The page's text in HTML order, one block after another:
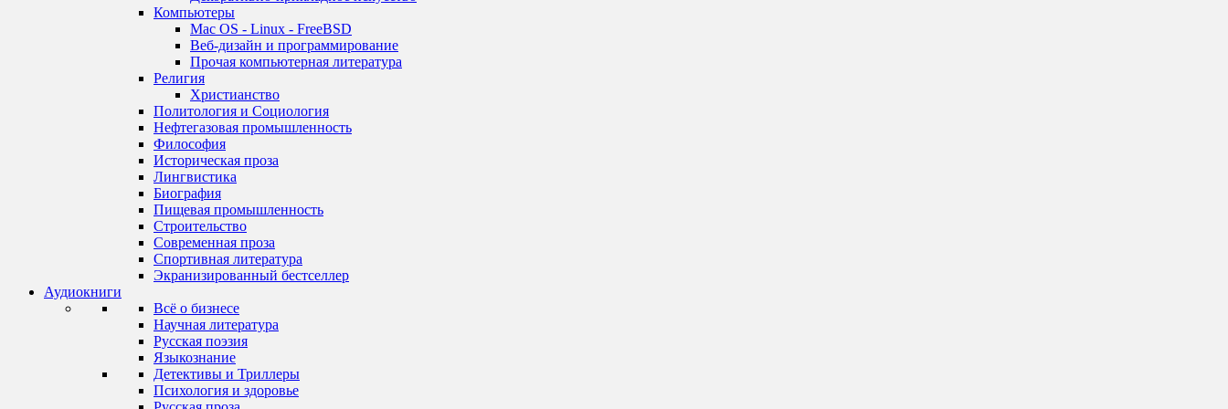
Компьютеры
Mac OS - Linux - FreeBSD
Веб-дизайн и программирование
Прочая компьютерная литература
Религия
Христианство
Политология и Социология
Нефтегазовая промышленность
Философия
Историческая проза
Лингвистика
Биография
Пищевая промышленность
Строительство
Современная проза
Спортивная литература
Экранизированный бестселлер
Аудиокниги
Всё о бизнесе
Научная литература
Русская поэзия
Языкознание
Детективы и Триллеры
Психология и здоровье